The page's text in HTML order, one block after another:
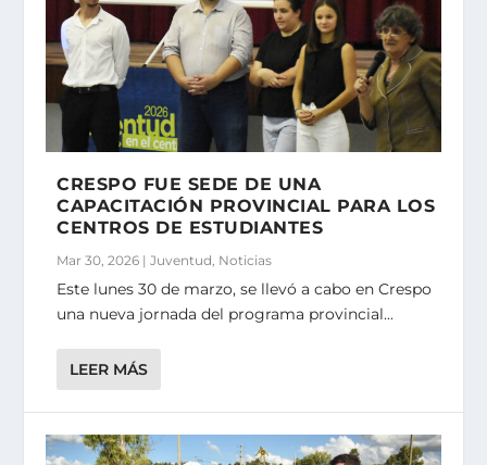
CRESPO FUE SEDE DE UNA
CAPACITACIÓN PROVINCIAL PARA LOS
CENTROS DE ESTUDIANTES
Mar 30, 2026 |Juventud, Noticias
Este lunes 30 de marzo, se llevó a cabo en Crespo
una nueva jornada del programa provincial...
LEER MÁS